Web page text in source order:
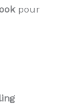
pour